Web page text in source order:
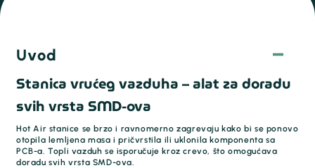
Uvod
Stanica vrućeg vazduha – alat za doradu
svih vrsta SMD-ova
Hot Air stanice se brzo i ravnomerno zagrevaju kako bi se ponovo
otopila lemljena masa i pričvrstila ili uklonila komponenta sa
PCB-a. Topli vazduh se isporučuje kroz crevo, što omogućava
doradu svih vrsta SMD-ova.